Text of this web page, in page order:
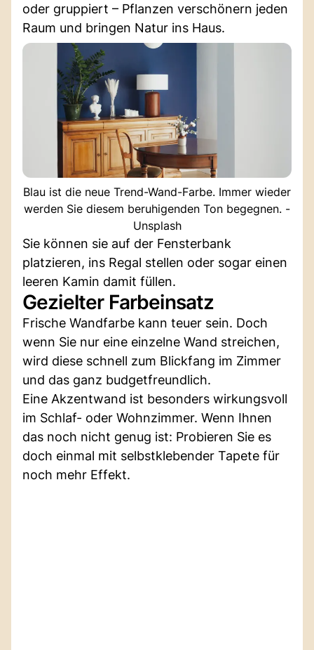
oder gruppiert – Pflanzen verschönern jeden
Raum und bringen Natur ins Haus.
Blau ist die neue Trend-Wand-Farbe. Immer wieder
werden Sie diesem beruhigenden Ton begegnen. -
Unsplash
Sie können sie auf der Fensterbank
platzieren, ins Regal stellen oder sogar einen
leeren Kamin damit füllen.
Gezielter Farbeinsatz
Frische Wandfarbe kann teuer sein. Doch
wenn Sie nur eine einzelne Wand streichen,
wird diese schnell zum Blickfang im Zimmer
und das ganz budgetfreundlich.
Eine Akzentwand ist besonders wirkungsvoll
im Schlaf- oder Wohnzimmer. Wenn Ihnen
das noch nicht genug ist: Probieren Sie es
doch einmal mit selbstklebender Tapete für
noch mehr Effekt.